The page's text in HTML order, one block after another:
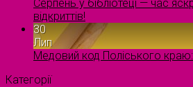
Серпень у бібліотеці — час
відкриттів!
30
Лип
Медовий код Поліського
Категорії